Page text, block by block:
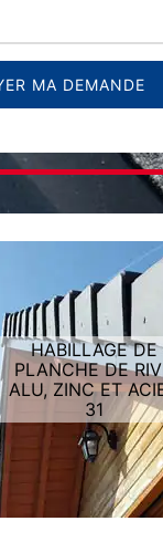
HABILLAGE DE
PLANCHE DE
ALU, ZINC ET
31